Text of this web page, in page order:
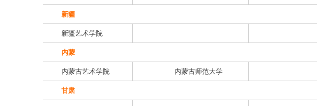
新疆
新疆艺术学院
内蒙
内蒙古艺术学院 内蒙古师范大学
甘肃